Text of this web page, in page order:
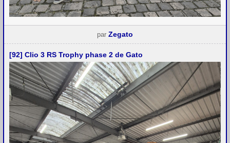
par Zegato
[92] Clio 3 RS Trophy phase 2 de Gato